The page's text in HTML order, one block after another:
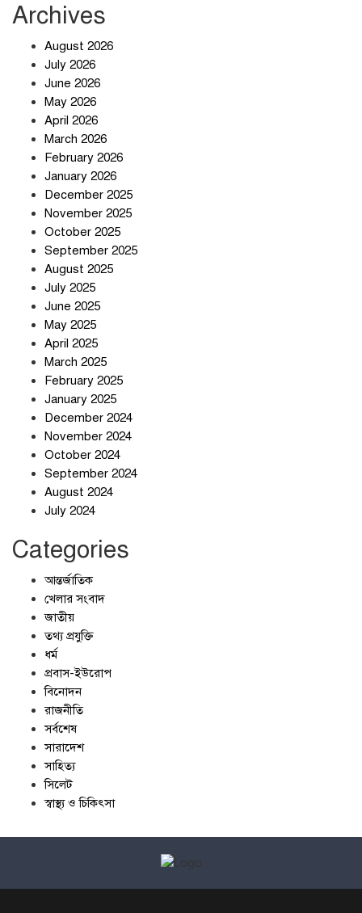
Archives
August 2026
July 2026
June 2026
May 2026
April 2026
March 2026
February 2026
January 2026
December 2025
November 2025
October 2025
September 2025
August 2025
July 2025
June 2025
May 2025
April 2025
March 2025
February 2025
January 2025
December 2024
November 2024
October 2024
September 2024
August 2024
July 2024
Categories
আন্তর্জাতিক
খেলার সংবাদ
জাতীয়
তথ্য প্রযুক্তি
ধর্ম
প্রবাস-ইউরোপ
বিনোদন
রাজনীতি
সর্বশেষ
সারাদেশ
সাহিত্য
সিলেট
স্বাস্থ্য ও চিকিৎসা